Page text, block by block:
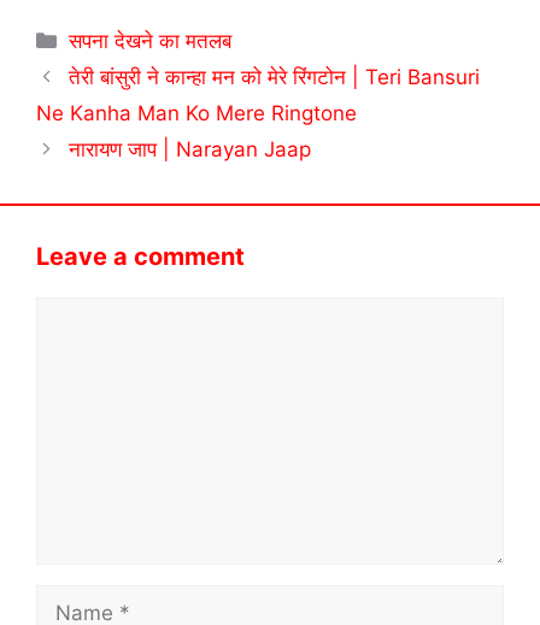
Categories
सपना देखने का मतलब
तेरी बांसुरी ने कान्हा मन को मेरे रिंगटोन | Teri Bansuri
Ne Kanha Man Ko Mere Ringtone
नारायण जाप | Narayan Jaap
Leave a comment